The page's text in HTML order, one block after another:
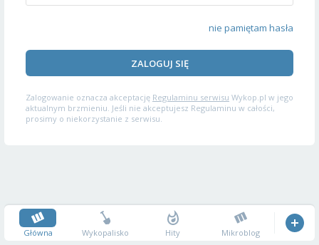
nie pamiętam hasła
ZALOGUJ SIĘ
Zalogowanie oznacza akceptację Regulaminu serwisu Wykop.pl w jego
aktualnym brzmieniu. Jeśli nie akceptujesz Regulaminu w całości,
prosimy o niekorzystanie z serwisu.
Główna Wykopalisko Hity Mikroblog